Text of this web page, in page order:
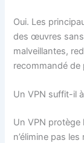
Oui. Les
des œuvres
malveillantes,
recommandé de
Un VPN suffit-il
Un VPN
n’élimine pas